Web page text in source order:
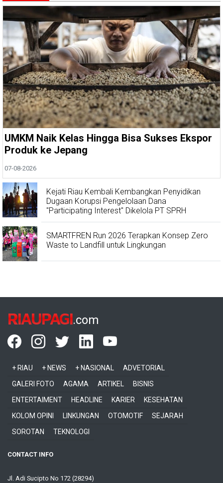
UMKM Naik Kelas Hingga Bisa Sukses Ekspor
Produk ke Jepang
07-08-2026
Kejati Riau Kembali Kembangkan Penyidikan
Dugaan Korupsi Pengelolaan Dana
"Participating Interest" Dikelola PT SPRH
SMARTFREN Run 2026 Terapkan Konsep Zero
Waste to Landfill untuk Lingkungan
RIAUPAGI.com
+ RIAU + NEWS + NASIONAL
ADVETORIAL
GALERI FOTO
AGAMA ARTIKEL
BISNIS
ENTERTAIMENT
HEADLINE KARIER
KESEHATAN
KOLOM OPINI
LINKUNGAN OTOMOTIF
SEJARAH
SOROTAN
TEKNOLOGI
CONTACT INFO
Jl. Adi Sucipto No 172 (28294)